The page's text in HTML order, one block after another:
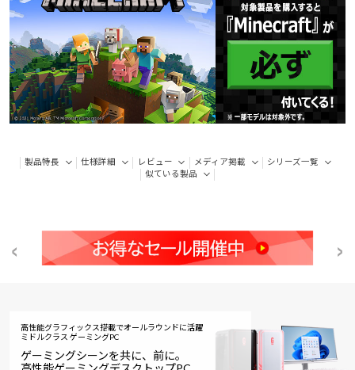
製品特長 仕様詳細 レビュー メディア掲載
シリーズ一覧
似ている製品
高性能グラフィックス搭載でオールラウンドに活躍
ミドルクラス ゲーミングPC
ゲーミングシーンを共に、前に。